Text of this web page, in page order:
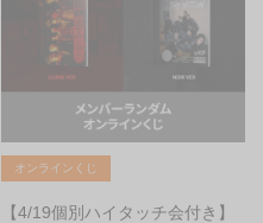
オンラインくじ
【4/19個別ハイタッチ会付き】